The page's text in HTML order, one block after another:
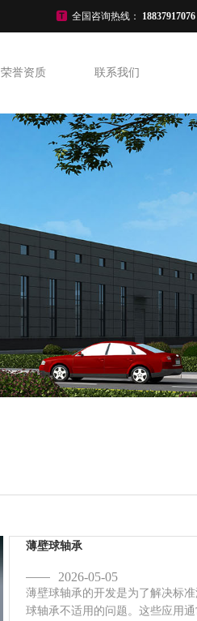
全国咨询热线： 18837917076
荣誉资质 联系我们
薄壁球轴承
2026-05-05
薄壁球轴承的开发是为了解决标准
球轴承不适用的问题。这些应用通